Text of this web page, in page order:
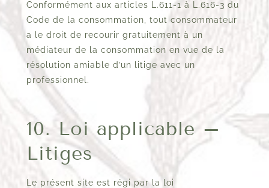
Conformément aux articles L.611-1 à L.616-3 du
Code de la consommation, tout consommateur
a le droit de recourir gratuitement à un
médiateur de la consommation en vue de la
résolution amiable d’un litige avec un
professionnel.
10. Loi applicable –
Litiges
Le présent site est régi par la loi